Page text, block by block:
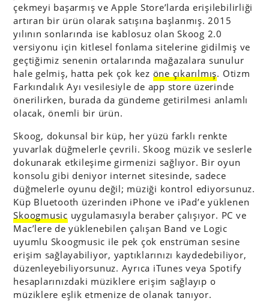
çekmeyi başarmış ve Apple Store’larda erişilebilirliği
artıran bir ürün olarak satışına başlanmış. 2015
yılının sonlarında ise kablosuz olan Skoog 2.0
versiyonu için kitlesel fonlama sitelerine gidilmiş ve
geçtiğimiz senenin ortalarında mağazalara sunulur
hale gelmiş, hatta pek çok kez öne çıkarılmış. Otizm
Farkındalık Ayı vesilesiyle de app store üzerinde
önerilirken, burada da gündeme getirilmesi anlamlı
olacak, önemli bir ürün.
Skoog, dokunsal bir küp, her yüzü farklı renkte
yuvarlak düğmelerle çevrili. Skoog müzik ve seslerle
dokunarak etkileşime girmenizi sağlıyor. Bir oyun
konsolu gibi deniyor internet sitesinde, sadece
düğmelerle oyunu değil; müziği kontrol ediyorsunuz.
Küp Bluetooth üzerinden iPhone ve iPad’e yüklenen
Skoogmusic uygulamasıyla beraber çalışıyor. PC ve
Mac’lere de yüklenebilen çalışan Band ve Logic
uyumlu Skoogmusic ile pek çok enstrüman sesine
erişim sağlayabiliyor, yaptıklarınızı kaydedebiliyor,
düzenleyebiliyorsunuz. Ayrıca iTunes veya Spotify
hesaplarınızdaki müziklere erişim sağlayıp o
müziklere eşlik etmenize de olanak tanıyor.